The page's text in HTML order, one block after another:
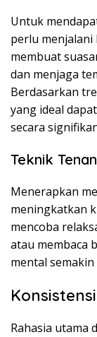
Untuk
perlu menjalani
membuat
dan menjaga
Berdasarkan
yang ideal
secara
Teknik
Menerapkan
meningkatkan
mencoba
atau membaca
mental
Rahasia utama